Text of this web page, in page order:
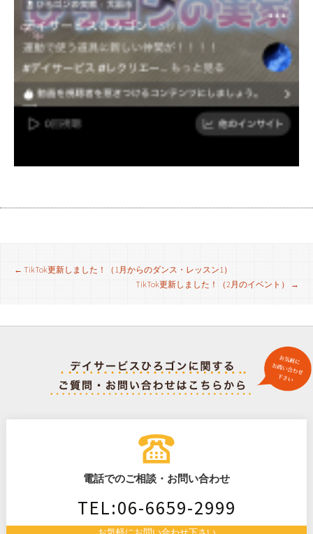
投
稿
ビ
← TikTok更新しました！（1月からのダンス・レッスン1）
TikTok更新しました！（2月のイベント）
→
電話でのご相談・お問い合わせ
TEL:06-6659-2999